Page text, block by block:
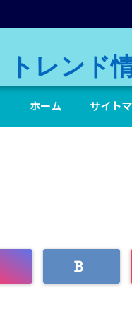
トレンド
ホーム サイト